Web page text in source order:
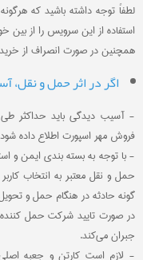
لطفاً توجه داشته باشید که
استفاده از این سرویس را از بین
همچنین در صورت انصراف از
اگر در اثر حمل و نقل،
فروش مهر اسپورت اطلاع داده
- با توجه به بسته بندی ایمن و
حمل و نقل معتبر به انتخاب
گونه حادثه در هنگام حمل و
در صورت تایید شرکت حمل
جبران می‌‏کند.
- لازم است کارتن و جعبه